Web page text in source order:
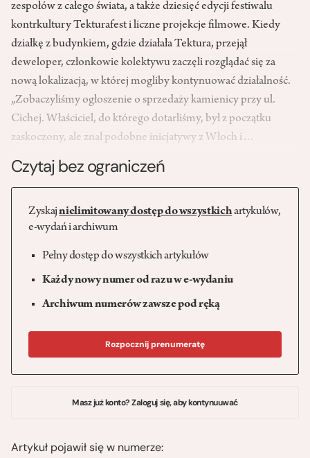
zespołów z całego świata, a także dziesięć edycji festiwalu
kontrkultury Tekturafest i liczne projekcje filmowe. Kiedy
działkę z budynkiem, gdzie działała Tektura, przejął
deweloper, członkowie kolektywu zaczęli rozglądać się za
nową lokalizacją, w której mogliby kontynuować działalność.
„Zobaczyliśmy ogłoszenie o sprzedaży kamienicy przy ul.
Cichej. Właściciel, do którego dotarliśmy, był z początku
zaskoczony, ale znał podobne inicjatywy z Włoch i…
Czytaj bez ograniczeń
Zyskajnielimitowany dostęp do wszystkichartykułów,
e-wydań i archiwum
Pełny dostęp do wszystkich artykułów
Każdy nowy numer od razu w e-wydaniu
Archiwum numerów zawsze pod ręką
Rozpocznij prenumeratę
Masz już konto? Zaloguj się, aby kontynuuwać
Artykuł pojawił się w numerze: